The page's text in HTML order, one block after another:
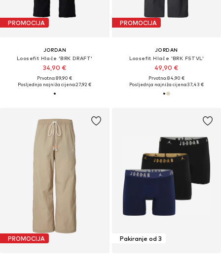
PROMOCIJA
JORDAN
Loosefit Hlače 'BRK DRAFT'
34,90 €
Prvotno: 89,90 €
Posljednja najniža cijena:27,92 €
PROMOCIJA
JORDAN
Loosefit Hlače 'BRK FSTVL'
49,90 €
Prvotno: 84,90 €
Posljednja najniža cijena:37,43 €
PROMOCIJA Pakiranje od 3